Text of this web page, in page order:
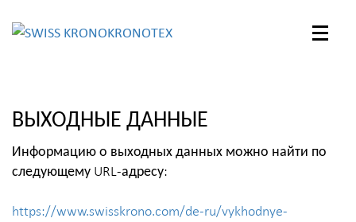
KRONOTEX
Toggle
ВЫХОДНЫЕ ДАННЫЕ
Информацию о выходных данных можно найти по
следующему URL-адресу:
https://www.swisskrono.com/de-ru/vykhodnye-